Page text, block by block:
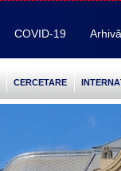
COVID-19
CERCETARE